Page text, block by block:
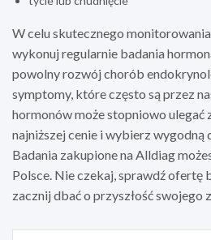
W celu skutecznego
wykonuj regularnie badania
powolny rozwój chorób
symptomy, które często są przez
hormonów może stopniowo ulegać
najniższej cenie i wybierz wygodną
Badania zakupione na Alldiag
Polsce. Nie czekaj, sprawdź ofertę
zacznij dbać o przyszłość swojego